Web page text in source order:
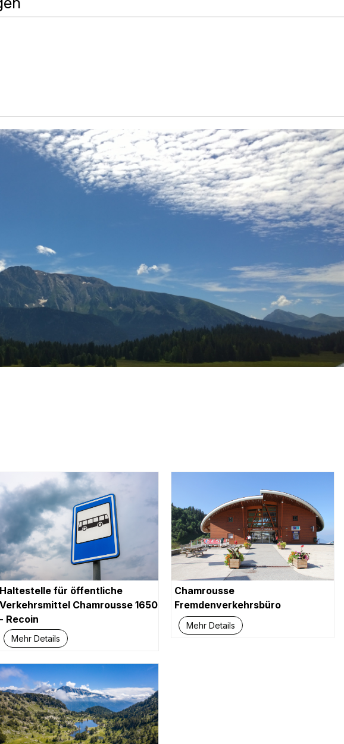
Haltestelle für öffentliche
Verkehrsmittel Chamrousse 1650
- Recoin
Mehr Details
Chamrousse
Fremdenverkehrsbüro
Mehr Details